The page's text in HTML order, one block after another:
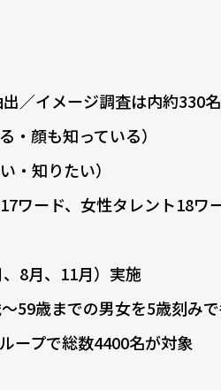
／イメージ調査は内約330
顔も知っている）
・知りたい）
ワード、女性タレント18ワ
8月、11月）実施
59歳までの男女を5歳刻み
ープで総数4400名が対象